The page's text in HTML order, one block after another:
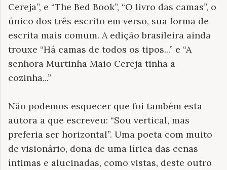
Cereja”, e “The Bed Book”, “O livro das camas”, o
único dos três escrito em verso, sua forma de
escrita mais comum. A edição brasileira ainda
trouxe “Há camas de todos os tipos...” e “A
senhora Murtinha Maio Cereja tinha a
cozinha...”
Não podemos esquecer que foi também esta
autora a que escreveu: “Sou vertical, mas
preferia ser horizontal”. Uma poeta com muito
de visionário, dona de uma lírica das cenas
íntimas e alucinadas, como vistas, deste outro